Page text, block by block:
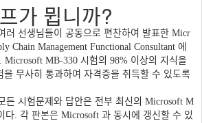
가 뮙니까?
러 선생님들이 공동으로 편찬하여 발표한 Micr
Chain Management Functional Consultant 에
Microsoft MB-330 시험의 98% 이상의 지식을
무사히 통과하여 자격증을 취득할 수 있도록
든 시험문제와 답안은 전부 최신의 Microsoft M
다. 각 판본은 Microsoft 과 동시에 갱신할 수 있